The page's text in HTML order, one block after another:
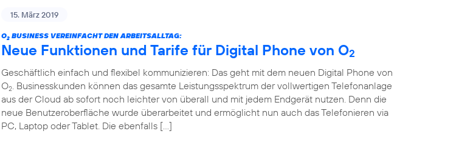
15. März 2019
O2 BUSINESS VEREINFACHT DEN ARBEITSALLTAG:
Neue Funktionen und Tarife für Digital Phone von O2
Geschäftlich einfach und flexibel kommunizieren: Das geht mit dem neuen Digital Phone von
O2 . Businesskunden können das gesamte Leistungsspektrum der vollwertigen Telefonanlage
aus der Cloud ab sofort noch leichter von überall und mit jedem Endgerät nutzen. Denn die
neue Benutzeroberfläche wurde überarbeitet und ermöglicht nun auch das Telefonieren via
PC, Laptop oder Tablet. Die ebenfalls […]